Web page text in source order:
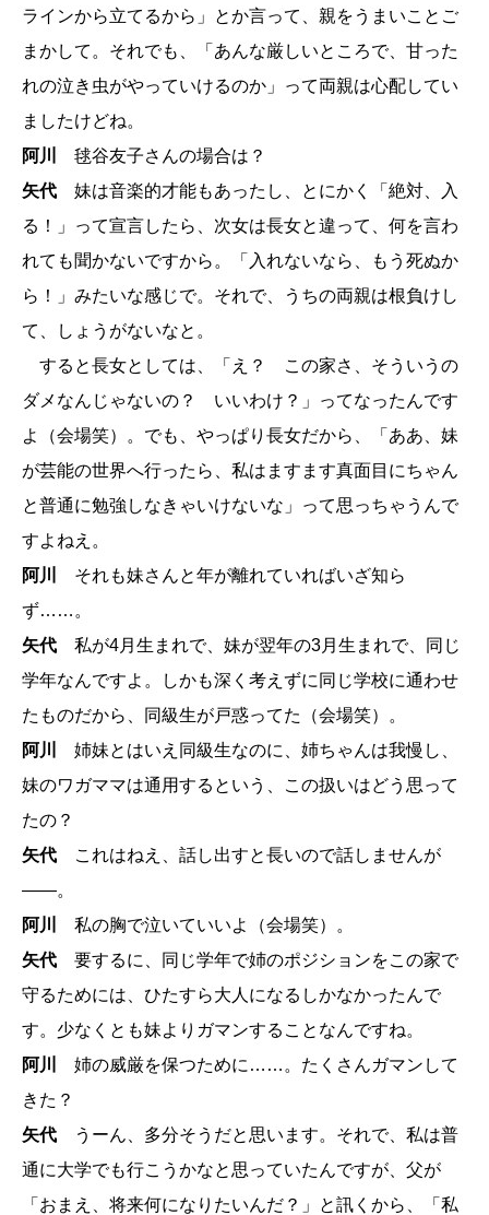
ラインから立てるから」とか言って、親をうまいことご
まかして。それでも、「あんな厳しいところで、甘った
れの泣き虫がやっていけるのか」って両親は心配してい
ましたけどね。
阿川
毬谷友子さんの場合は？
矢代 妹は音楽的才能もあったし、とにかく「絶対、入
る！」って宣言したら、次女は長女と違って、何を言わ
れても聞かないですから。「入れないなら、もう死ぬか
ら！」みたいな感じで。それで、うちの両親は根負けし
て、しょうがないなと。
すると長女としては、「え？ この家さ、そういうの
ダメなんじゃないの？ いいわけ？」ってなったんです
よ（会場笑）。でも、やっぱり長女だから、「ああ、妹
が芸能の世界へ行ったら、私はますます真面目にちゃん
と普通に勉強しなきゃいけないな」って思っちゃうんで
すよねえ。
阿川
それも妹さんと年が離れていればいざ知ら
ず……。
矢代 私が4月生まれで、妹が翌年の3月生まれで、同じ
学年なんですよ。しかも深く考えずに同じ学校に通わせ
たものだから、同級生が戸惑ってた（会場笑）。
阿川
姉妹とはいえ同級生なのに、姉ちゃんは我慢し、
妹のワガママは通用するという、この扱いはどう思って
たの？
矢代 これはねえ、話し出すと長いので話しませんが
――。
阿川
私の胸で泣いていいよ（会場笑）。
矢代 要するに、同じ学年で姉のポジションをこの家で
守るためには、ひたすら大人になるしかなかったんで
す。少なくとも妹よりガマンすることなんですね。
阿川
姉の威厳を保つために……。たくさんガマンして
きた？
矢代 うーん、多分そうだと思います。それで、私は普
通に大学でも行こうかなと思っていたんですが、父が
「おまえ、将来何になりたいんだ？」と訊くから、「私